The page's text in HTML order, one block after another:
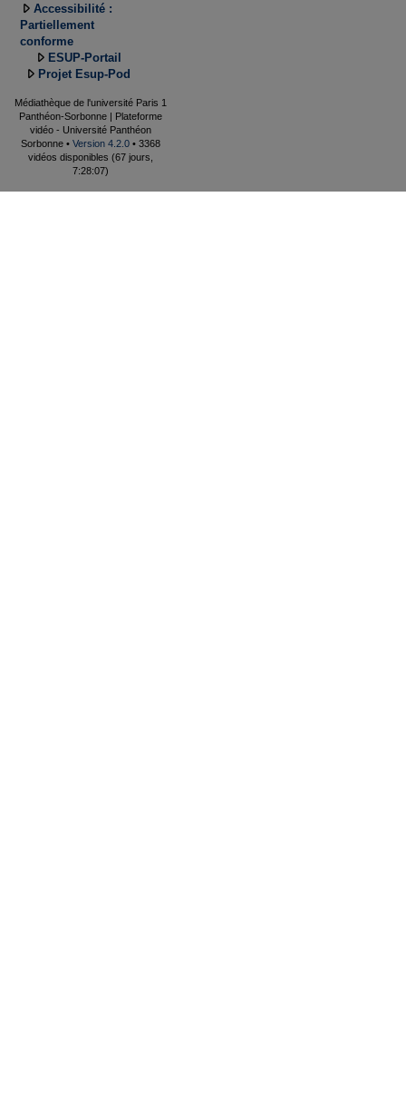
Accessibilité :
Partiellement
conforme
ESUP-Portail
Projet Esup-Pod
Médiathèque de l'université Paris 1
Panthéon-Sorbonne | Plateforme
vidéo - Université Panthéon
Sorbonne • Version 4.2.0 • 3368
vidéos disponibles (67 jours,
7:28:07)